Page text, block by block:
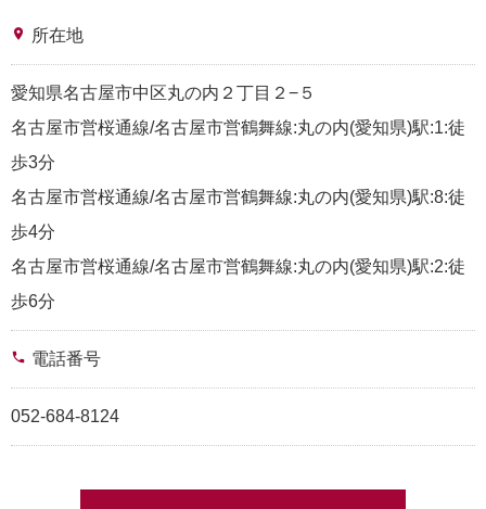
place 所在地
愛知県名古屋市中区丸の内２丁目２−５
名古屋市営桜通線/名古屋市営鶴舞線:丸の内(愛知県)駅:1:徒
歩3分
名古屋市営桜通線/名古屋市営鶴舞線:丸の内(愛知県)駅:8:徒
歩4分
名古屋市営桜通線/名古屋市営鶴舞線:丸の内(愛知県)駅:2:徒
歩6分
phone 電話番号
052-684-8124